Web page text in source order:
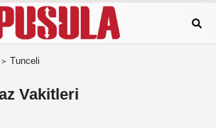
Tunceli
Vakitleri